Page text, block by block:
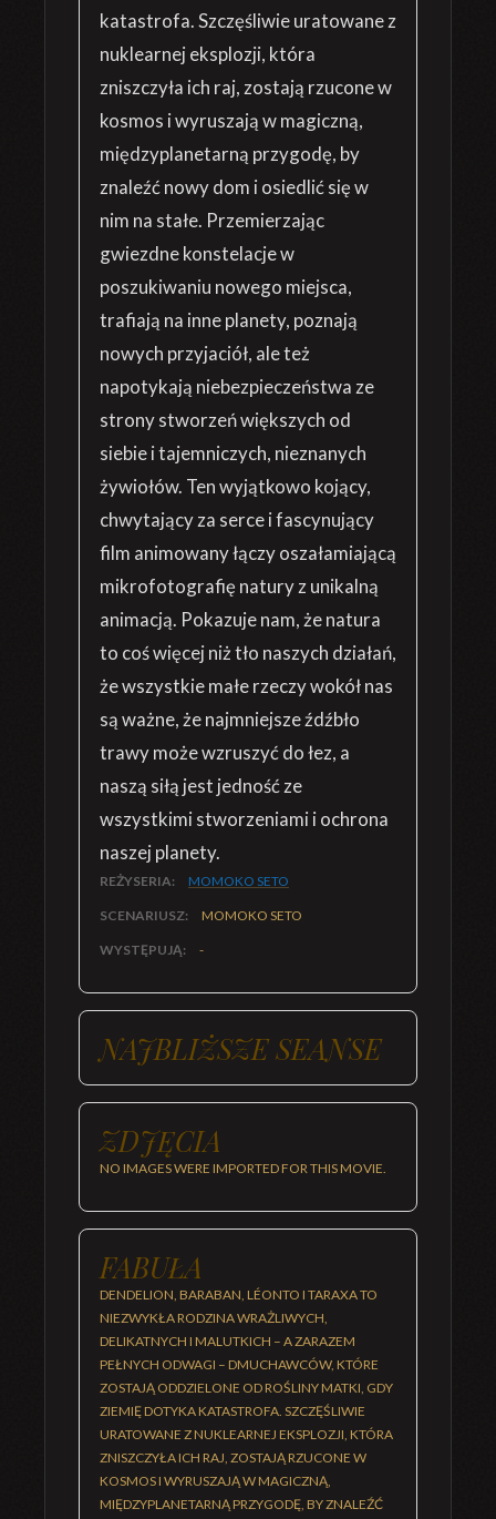
katastrofa. Szczęśliwie uratowane z
nuklearnej eksplozji, która
zniszczyła ich raj, zostają rzucone w
kosmos i wyruszają w magiczną,
międzyplanetarną przygodę, by
znaleźć nowy dom i osiedlić się w
nim na stałe. Przemierzając
gwiezdne konstelacje w
poszukiwaniu nowego miejsca,
trafiają na inne planety, poznają
nowych przyjaciół, ale też
napotykają niebezpieczeństwa ze
strony stworzeń większych od
siebie i tajemniczych, nieznanych
żywiołów. Ten wyjątkowo kojący,
chwytający za serce i fascynujący
film animowany łączy oszałamiającą
mikrofotografię natury z unikalną
animacją. Pokazuje nam, że natura
to coś więcej niż tło naszych działań,
że wszystkie małe rzeczy wokół nas
są ważne, że najmniejsze źdźbło
trawy może wzruszyć do łez, a
naszą siłą jest jedność ze
wszystkimi stworzeniami i ochrona
naszej planety.
REŻYSERIA: MOMOKO SETO
SCENARIUSZ: MOMOKO SETO
WYSTĘPUJĄ: -
NAJBLIŻSZE SEANSE
ZDJĘCIA
NO IMAGES WERE IMPORTED FOR THIS MOVIE.
FABUŁA
DENDELION, BARABAN, LÉONTO I TARAXA TO
NIEZWYKŁA RODZINA WRAŻLIWYCH,
DELIKATNYCH I MALUTKICH – A ZARAZEM
PEŁNYCH ODWAGI – DMUCHAWCÓW, KTÓRE
ZOSTAJĄ ODDZIELONE OD ROŚLINY MATKI, GDY
ZIEMIĘ DOTYKA KATASTROFA. SZCZĘŚLIWIE
URATOWANE Z NUKLEARNEJ EKSPLOZJI, KTÓRA
ZNISZCZYŁA ICH RAJ, ZOSTAJĄ RZUCONE W
KOSMOS I WYRUSZAJĄ W MAGICZNĄ,
MIĘDZYPLANETARNĄ PRZYGODĘ, BY ZNALEŹĆ